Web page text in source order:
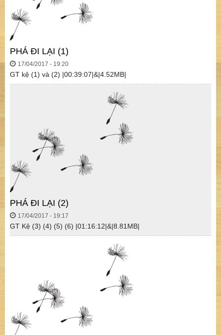
PHÁ ĐI LẠI (1)
17/04/2017 - 19:20
GT kệ (1) và (2) |00:39:07|&|4.52MB|
PHÁ ĐI LẠI (2)
17/04/2017 - 19:17
GT Kệ (3) (4) (5) (6) |01:16:12|&|8.81MB|